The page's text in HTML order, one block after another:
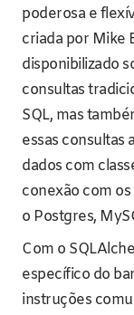
poderosa e
criada por Mike
disponibilizado
consultas
SQL, mas
essas consultas
dados com
conexão com
o Postgres,
Com o
específico do
instruções